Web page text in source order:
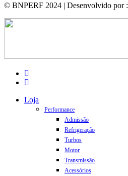
© BNPERF 2024 | Desenvolvido por :
facebook
instagram
Close
Loja
Performance
Admissão
Refrigeração
Turbos
Motor
Transmissão
Acessórios